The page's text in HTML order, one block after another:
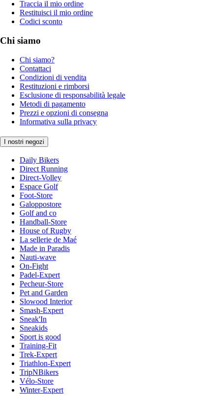
Traccia il mio ordine
Restituisci il mio ordine
Codici sconto
Chi siamo
Chi siamo?
Contattaci
Condizioni di vendita
Restituzioni e rimborsi
Esclusione di responsabilità legale
Metodi di pagamento
Prezzi e opzioni di consegna
Informativa sulla privacy
I nostri negozi
Daily Bikers
Direct Running
Direct-Volley
Espace Golf
Foot-Store
Galoppostore
Golf and co
Handball-Store
House of Rugby
La sellerie de Maé
Made in Paradis
Nauti-wave
On-Fight
Padel-Expert
Pecheur-Store
Pet and Garden
Slowood Interior
Smash-Expert
Sneak'In
Sneakids
Sport is good
Training-Fit
Trek-Expert
Triathlon-Expert
TripNBikers
Vélo-Store
Winter-Expert